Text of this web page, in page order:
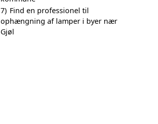
7) Find en professionel til
ophængning af lamper i byer nær
Gjøl